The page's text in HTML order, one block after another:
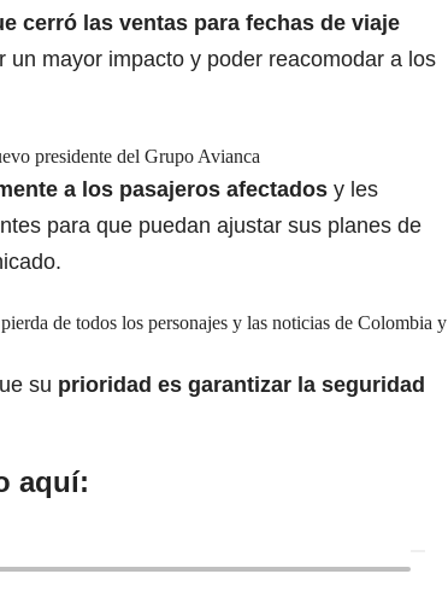
cerró las ventas para fechas de viaje
un mayor impacto y poder reacomodar a los
presidente del Grupo Avianca
a los pasajeros afectados y les
para que puedan ajustar sus planes de
de todos los personajes y las noticias de Colombia y
su prioridad es garantizar la seguridad
aquí: